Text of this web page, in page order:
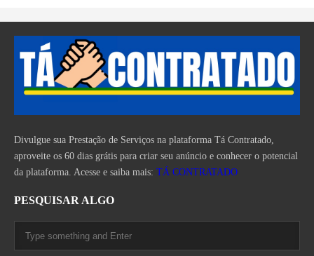
Divulgue sua Prestação de Serviços na plataforma Tá Contratado,
aproveite os 60 dias grátis para criar seu anúncio e conhecer o potencial
da plataforma. Acesse e saiba mais: TÁ CONTRATADO
PESQUISAR ALGO